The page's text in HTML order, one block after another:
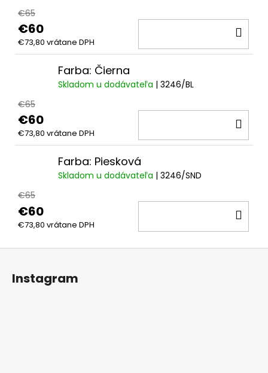
€65
€60
€73,80 vrátane DPH
Farba: Čierna
Skladom u dodávateľa | 3246/BL
€65
€60
€73,80 vrátane DPH
Farba: Piesková
Skladom u dodávateľa | 3246/SND
€65
€60
€73,80 vrátane DPH
Z
Instagram